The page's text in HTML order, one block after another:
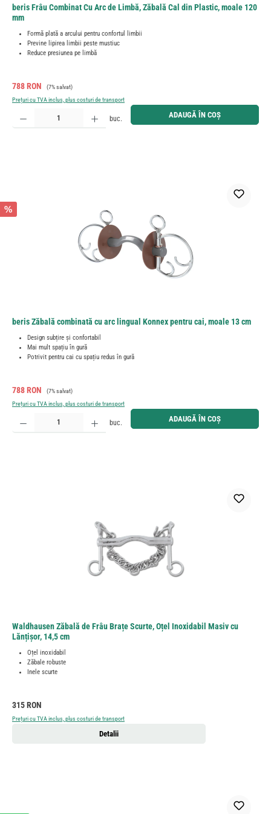
beris Frâu Combinat Cu Arc de Limbă, Zăbală Cal din Plastic, moale 120
mm
Formă plată a arcului pentru confortul limbii
Previne lipirea limbii peste mustiuc
Reduce presiunea pe limbă
Preț de vânzare:
788 RON Preț obișnuit:
(7% salvat)
Prețuri cu TVA inclus, plus costuri de transport
Cantitate produs: Introduceți cantitatea dorită sau utilizați butoanele pentru a mări sau micșora
buc. ADAUGĂ ÎN COȘ
%
beris Zăbală combinată cu arc lingual Konnex pentru cai, moale 13 cm
Design subțire și confortabil
Mai mult spațiu în gură
Potrivit pentru cai cu spațiu redus în gură
Preț de vânzare:
788 RON Preț obișnuit:
(7% salvat)
Prețuri cu TVA inclus, plus costuri de transport
Cantitate produs: Introduceți cantitatea dorită sau utilizați butoanele pentru a mări sau micșora
buc. ADAUGĂ ÎN COȘ
Waldhausen Zăbală de Frâu Brațe Scurte, Oțel Inoxidabil Masiv cu
Lănțișor, 14,5 cm
Oțel inoxidabil
Zăbale robuste
Inele scurte
Preț obișnuit:
315 RON
Prețuri cu TVA inclus, plus costuri de transport
Detalii